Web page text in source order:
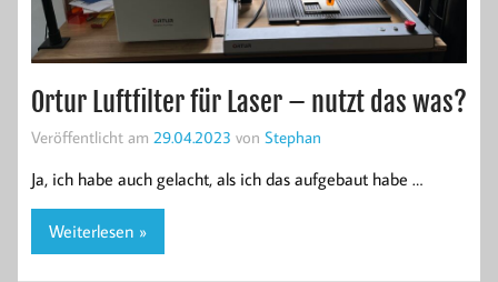
Ortur Luftfilter für Laser – nutzt das was?
Veröffentlicht am 29.04.2023 von Stephan
Ja, ich habe auch gelacht, als ich das aufgebaut habe …
Weiterlesen »